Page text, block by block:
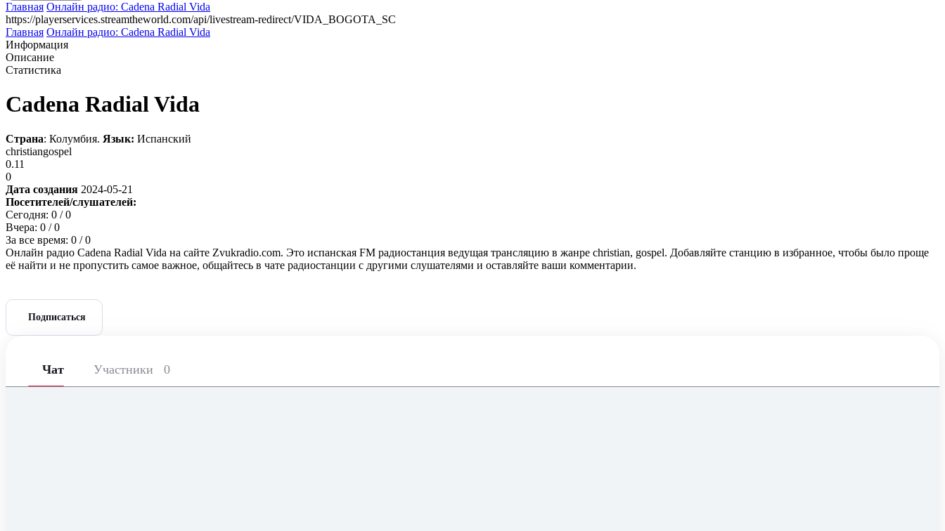
Главная Онлайн радио: Cadena Radial Vida
https://playerservices.streamtheworld.com/api/livestream-redirect/VIDA_BOGOTA_SC
Главная Онлайн радио: Cadena Radial Vida
Информация
Описание
Статистика
Cadena Radial Vida
Страна: Колумбия. Язык: Испанский
christiangospel
0.11
0
Дата создания 2024-05-21
Посетителей/слушателей:
Сегодня: 0 / 0
Вчера: 0 / 0
За все время: 0 / 0
Онлайн радио Cadena Radial Vida на сайте Zvukradio.com. Это испанская FM радиостанция ведущая трансляцию в жанре christian, gospel. Добавляйте станцию в избранное, чтобы было проще
её найти и не пропустить самое важное, общайтесь в чате радиостанции с другими слушателями и оставляйте ваши комментарии.
Подписаться
Чат Участники 0